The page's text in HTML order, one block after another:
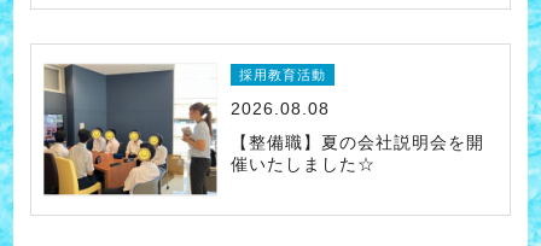
採用教育活動
2026.08.08
【整備職】夏の会社説明会を開
催いたしました☆